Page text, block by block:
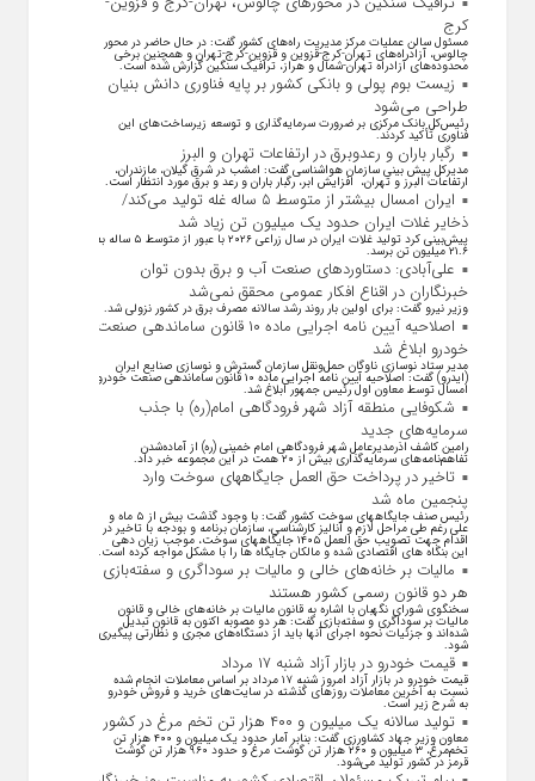
کرج
مسئول سالن عملیات مرکز مدیریت راه‌های کشور گفت: در حال حاضر در محور
چالوس، آزادراه‌های تهران-کرج-قزوین و قزوین-کرج-تهران و همچنین برخی
محدوده‌های آزادراه تهران-شمال و هراز، ترافیک سنگین گزارش شده است.
زیست بوم پولی و بانکی کشور بر پایه فناوری دانش بنیان
طراحی می‌شود
رئیس‌کل بانک مرکزی بر ضرورت سرمایه‌گذاری و توسعه زیرساخت‌های این
فناوری تأکید کردند.
رگبار باران و رعدوبرق در ارتفاعات تهران و البرز
مدیرکل پیش بینی سازمان هواشناسی گفت: امشب در شرق گیلان، مازندران،
ارتفاعات البرز و تهران، افزایش ابر، رگبار باران و رعد و برق مورد انتظار است.
ایران امسال بیشتر از متوسط ۵ ساله غله تولید می‌کند/
ذخایر غلات ایران حدود یک میلیون تن زیاد شد
پیش‌بینی کرد تولید غلات ایران در سال زراعی ۲۰۲۶ با عبور از متوسط ۵ ساله به
۲۱.۶ میلیون تن برسد.
علی‌آبادی: دستاورد‌های صنعت آب و برق بدون توان
خبرنگاران در اقناع افکار عمومی محقق نمی‌شد
وزیر نیرو گفت: برای اولین بار روند رشد سالانه مصرف برق در کشور نزولی شد.
اصلاحیه آیین نامه اجرایی ماده ۱۰ قانون ساماندهی صنعت
خودرو ابلاغ شد
مدیر ستاد نوسازی ناوگان حمل‌ونقل سازمان گسترش و نوسازی صنایع ایران
(ایدرو) گفت: اصلاحیه آیین نامه اجرایی ماده ۱۰ قانون ساماندهی صنعت خودرو
امسال توسط معاون اول رئیس جمهور ابلاغ شد.
شکوفایی منطقه آزاد شهر فرودگاهی امام(ره) با جذب
سرمایه‌های جدید
رامین کاشف اذرمدیرعامل شهر فرودگاهی امام خمینی (ره) از آماده‌شدن
تفاهم‌نامه‌های سرمایه‌گذاری بیش از ۲۰ همت در این مجموعه خبر داد.
تاخیر در پرداخت حق العمل جایگاههای سوخت وارد
پنجمین ماه شد
رئیس صنف جایگاههای سوخت کشور گفت: با وجود گذشت بیش از ۵ ماه و
علی رغم طی مراحل لازم و آنالیز کارشناسی، سازمان برنامه و بودجه با تاخیر در
اقدام جهت تصویب حق العمل ۱۴۰۵ جایگاههای سوخت، موجب زیان دهی
این بنگاه های اقتصادی شده و مالکان جایگاه ها را با مشکل مواجه کرده است.
مالیات بر خانه‌های خالی و مالیات بر سوداگری و سفته‌بازی
هر دو قانون رسمی کشور هستند
سخنگوی شورای نگهبان با اشاره به قانون مالیات بر خانه‌های خالی و قانون
مالیات بر سوداگری و سفته‌بازی گفت: هر دو مصوبه اکنون به قانون تبدیل
شده‌اند و جزئیات نحوه اجرای آنها باید از دستگاه‌های مجری و نظارتی پیگیری
شود.
قیمت خودرو در بازار آزاد شنبه ۱۷ مرداد
قیمت خودرو در بازار آزاد امروز شنبه ۱۷ مرداد بر اساس معاملات انجام شده
نسبت به آخرین معاملات روز‌های گذشته در سایت‌های خرید و فروش خودرو
به شرح زیر است.
تولید سالانه یک میلیون و ۴۰۰ هزار تن تخم مرغ در کشور
معاون وزیر جهاد کشاورزی گفت: بنابر آمار حدود یک میلیون و ۴۰۰ هزار تن
تخم‌مرغ، ۳ میلیون و ۲۶۰ هزار تن گوشت مرغ و حدود ۹۶۰ هزار تن گوشت
قرمز در کشور تولید می‌شود.